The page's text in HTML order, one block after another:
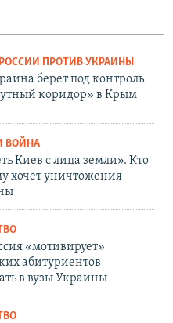
ПРОТИВ УКРАИНЫ
берет под контроль
коридор» в Крым
ВОЙНА
Киев с лица земли». Кто
хочет уничтожения
«мотивирует»
абитуриентов
в вузы Украины